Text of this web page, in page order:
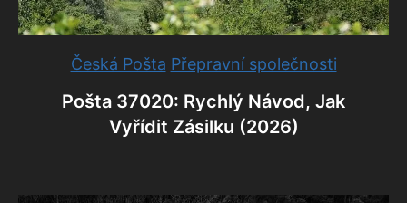
Česká Pošta Přepravní společnosti
Pošta 37020: Rychlý Návod, Jak
Vyřídit Zásilku (2026)